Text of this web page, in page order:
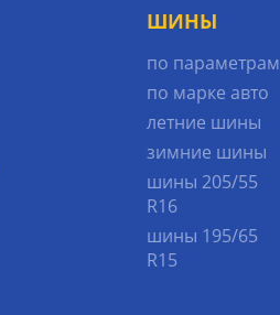
ШИНЫ
по параметрам
по марке авто
летние шины
зимние шины
шины 205/55
R16
шины 195/65
R15